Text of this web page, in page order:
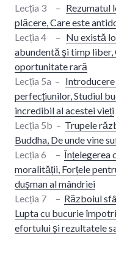
Lecția 3 – Rezumatul
plăcere, Care este
Lecția 4 – Nu există
abundentă și timp liber,
oportunitate rară
Lecția 5a –
perfecțiunilor, Studiul
incredibil al acestei vieți
Lecția 5b – Trupele
Buddha, De unde vine
Lecția 6 – Înțelegerea
moralității, Forțele
dușman al mândriei
Lecția 7 – Războiul
Lupta cu bucurie
efortului și rezultatele